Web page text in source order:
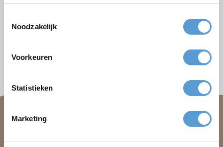
Noodzakelijk
Voorkeuren
Statistieken
Marketing
oder Einführungswochen.
an der frischen Luft entstehen. Deshalb verbinden wir Spaß mit
Die folgenden Firmen gingen vor dir: